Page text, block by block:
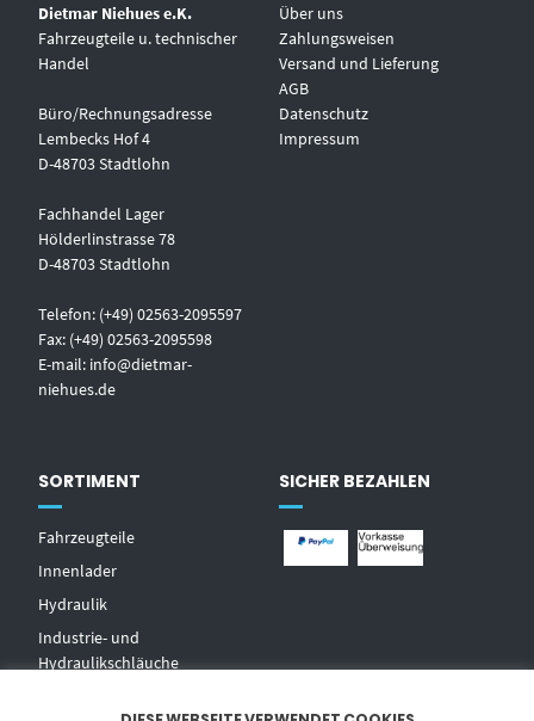
Dietmar Niehues e.K.
Fahrzeugteile u. technischer
Handel
Büro/Rechnungsadresse
Lembecks Hof 4
D-48703 Stadtlohn
Fachhandel Lager
Hölderlinstrasse 78
D-48703 Stadtlohn
Telefon: (+49) 02563-2095597
Fax: (+49) 02563-2095598
E-mail: info@dietmar-
niehues.de
Über uns
Zahlungsweisen
Versand und Lieferung
AGB
Datenschutz
Impressum
SORTIMENT
Fahrzeugteile
Innenlader
Hydraulik
Industrie- und
Hydraulikschläuche
SICHER BEZAHLEN